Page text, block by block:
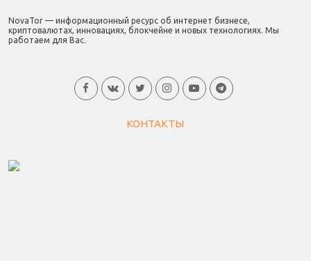
NovaTor — информационный ресурс об интернет бизнесе,
криптовалютах, инновациях, блокчейне и новых технологиях. Мы
работаем для Вас.
КОНТАКТЫ